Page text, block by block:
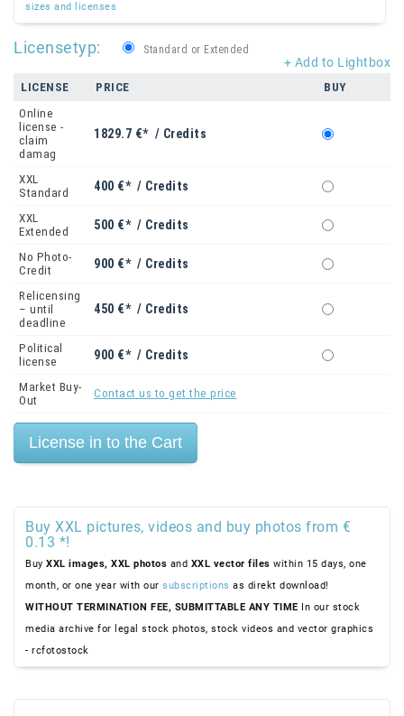
sizes and licenses
+ Add to Lightbox
Licensetyp: Standard or Extended
LICENSE PRICE
BUY
Online
license -
claim
damag
1829.7 €* / Credits
XXL
Standard
400 €* / Credits
XXL
Extended
500 €* / Credits
No Photo-
Credit
900 €* / Credits
Relicensing
– until
deadline
450 €* / Credits
Political
license
900 €* / Credits
Market Buy-
Out
Contact us to get the price
Buy XXL pictures, videos and buy photos from €
0.13 *!
Buy XXL images, XXL photos and XXL vector files within 15 days, one
month, or one year with our subscriptions as direkt download!
WITHOUT TERMINATION FEE, SUBMITTABLE ANY TIME In our stock
media archive for legal stock photos, stock videos and vector graphics
- rcfotostock